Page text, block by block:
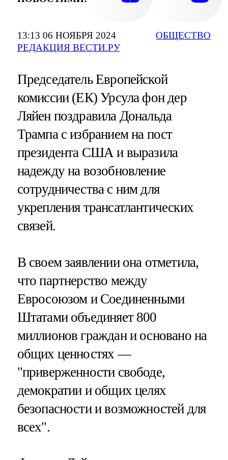
13:13 06 НОЯБРЯ 2024
РЕДАКЦИЯ ВЕСТИ.РУ
ОБЩЕСТВО
Председатель Европейской
комиссии (ЕК) Урсула фон дер
Ляйен поздравила Дональда
Трампа с избранием на пост
президента США и выразила
надежду на возобновление
сотрудничества с ним для
укрепления трансатлантических
связей.
В своем заявлении она отметила,
что партнерство между
Евросоюзом и Соединенными
Штатами объединяет 800
миллионов граждан и основано на
общих ценностях —
"приверженности свободе,
демократии и общих целях
безопасности и возможностей для
всех".